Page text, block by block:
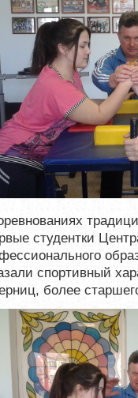
студентки
спортивный
более